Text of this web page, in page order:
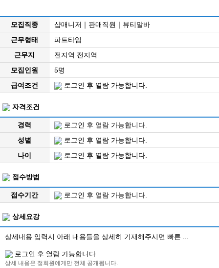
모집직종
샵매니저｜판매직원｜뷰티알바
근무형태
파트타임
근무지
전지역 전지역
모집인원
5명
급여조건
로그인 후 열람 가능합니다.
자격조건
경력
로그인 후 열람 가능합니다.
성별
로그인 후 열람 가능합니다.
나이
로그인 후 열람 가능합니다.
접수방법
접수기간 로그인 후 열람 가능합니다.
상세요강
상세내용 입력시 아래 내용들을 상세히 기재해주시면 빠른 ...
로그인 후 열람 가능합니다.
상세 내용은 정회원에게만 전체 공개됩니다.